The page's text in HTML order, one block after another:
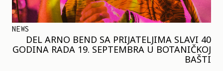
NEWS
DEL ARNO BEND SA PRIJATELJIMA SLAVI 40
GODINA RADA 19. SEPTEMBRA U BOTANIČKOJ
BAŠTI